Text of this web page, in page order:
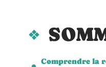
Comprendre la